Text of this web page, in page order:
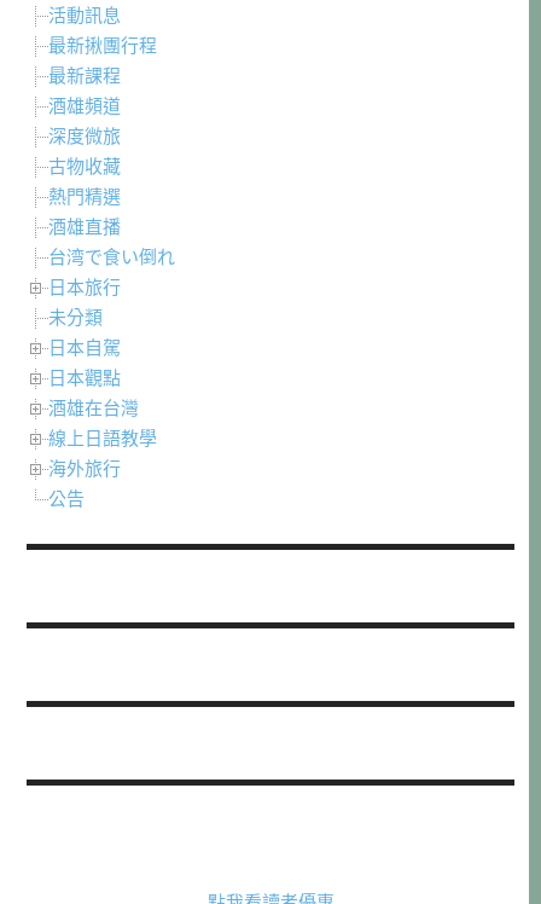
活動訊息
最新揪團行程
最新課程
酒雄頻道
深度微旅
古物收藏
熱門精選
酒雄直播
台湾で食い倒れ
日本旅行
未分類
日本自駕
日本觀點
酒雄在台灣
線上日語教學
海外旅行
公告